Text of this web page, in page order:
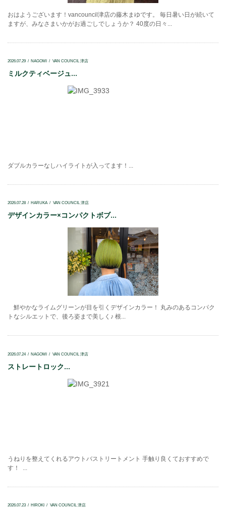
おはようございます！vancouncil津店の藤木まゆです。 毎日暑い日が続いて
ますが、みなさまいかがお過ごしでしょうか？ 40度の日々...
2026.07.29 NAGOMI VAN COUNCIL 津店
ミルクティベージュ...
ダブルカラーなしハイライトが入ってます！...
2026.07.28 HARUKA VAN COUNCIL 津店
デザインカラー×コンパクトボブ...
鮮やかなライムグリーンが目を引くデザインカラー！ 丸みのあるコンパク
トなシルエットで、後ろ姿まで美しく♪ 根...
2026.07.24 NAGOMI VAN COUNCIL 津店
ストレートロック...
うねりを整えてくれるアウトバストリートメント 手触り良くておすすめで
す！ ...
2026.07.23 HIROKI VAN COUNCIL 津店